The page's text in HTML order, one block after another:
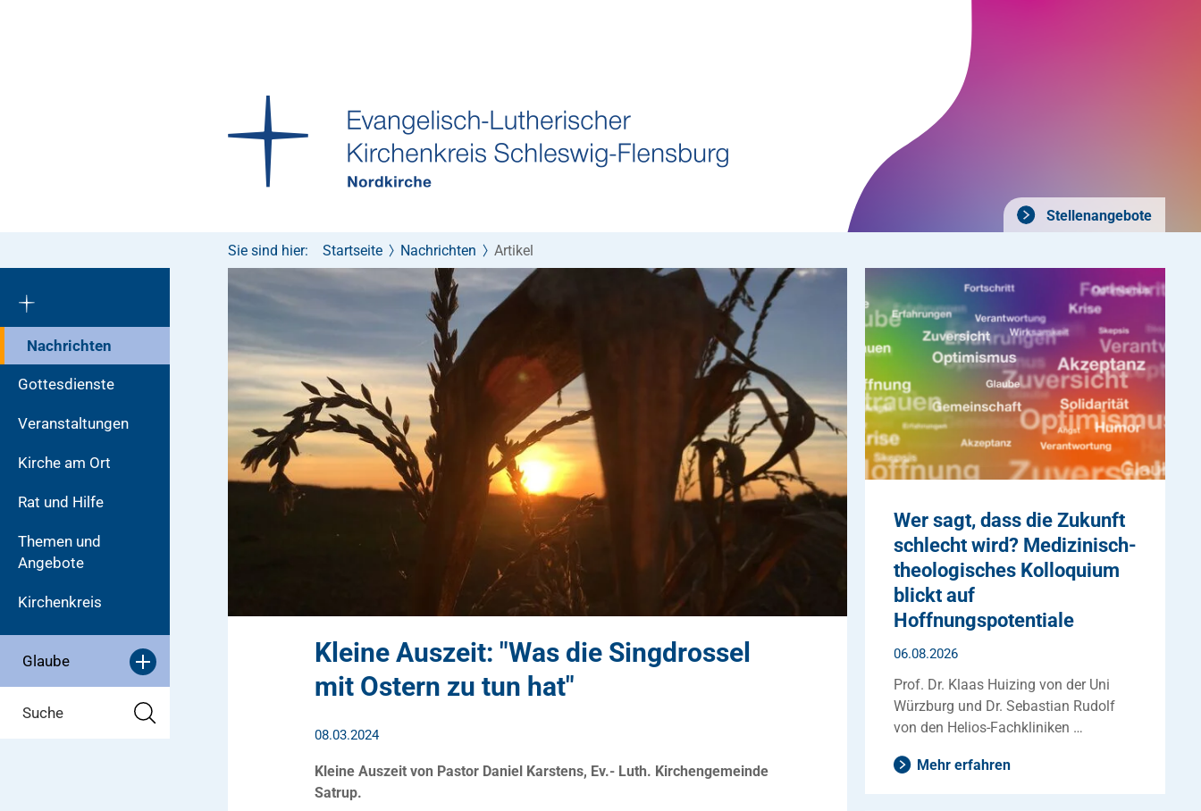
Stellenangebote
Nachrichten
Gottesdienste
Veranstaltungen
Kirche am Ort
Rat und Hilfe
Themen und
Angebote
Kirchenkreis
Glaube
Suche
Sie sind hier: Startseite Nachrichten Artikel
Kleine Auszeit: "Was die Singdrossel
mit Ostern zu tun hat"
08.03.2024
Kleine Auszeit von Pastor Daniel Karstens, Ev.- Luth. Kirchengemeinde
Satrup.
Wer sagt, dass die Zukunft
schlecht wird? Medizinisch-
theologisches Kolloquium
blickt auf
Hoffnungspotentiale
06.08.2026
Prof. Dr. Klaas Huizing von der Uni
Würzburg und Dr. Sebastian Rudolf
von den Helios-Fachkliniken …
Mehr erfahren